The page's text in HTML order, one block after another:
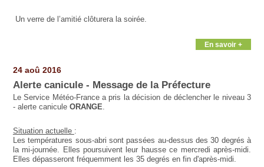
Un verre de l’amitié clôturera la soirée.
En savoir +
24 aoû 2016
Alerte canicule - Message de la Préfecture
Le Service Météo-France a pris la décision de déclencher le niveau 3
- alerte caniculeORANGE.
Situation actuelle :
Les températures sous-abri sont passées au-dessus des 30 degrés à
la mi-journée. Elles poursuivent leur hausse ce mercredi après-midi.
Elles dépasseront fréquemment les 35 degrés en fin d'après-midi.